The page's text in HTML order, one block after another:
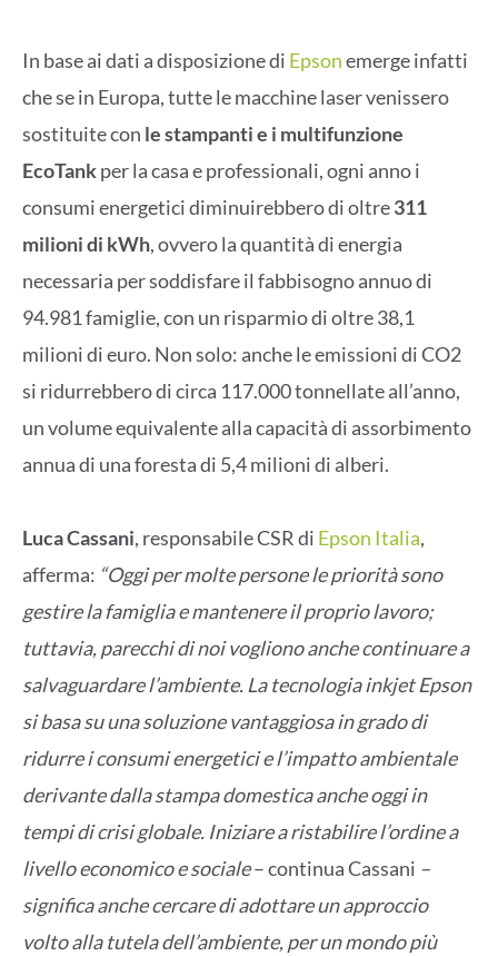
In base ai dati a disposizione di Epsonemerge infatti
che se in Europa, tutte le macchine laser venissero
sostituite con le stampanti e i multifunzione
EcoTankper la casa e professionali, ogni anno i
consumi energetici diminuirebbero di oltre311
milioni di kWh, ovvero la quantità di energia
necessaria per soddisfare il fabbisogno annuo di
94.981 famiglie, con un risparmio di oltre 38,1
milioni di euro. Non solo: anche le emissioni di CO2
si ridurrebbero di circa 117.000 tonnellate all’anno,
un volume equivalente alla capacità di assorbimento
annua di una foresta di 5,4 milioni di alberi.
Luca Cassani, responsabile CSR di Epson Italia,
afferma: “Oggi per molte persone le priorità sono
gestire la famiglia e mantenere il proprio lavoro;
tuttavia, parecchi di noi vogliono anche continuare a
salvaguardare l’ambiente. La tecnologia inkjet Epson
si basa su una soluzione vantaggiosa in grado di
ridurre i consumi energetici e l’impatto ambientale
derivante dalla stampa domestica anche oggi in
tempi di crisi globale. Iniziare a ristabilire l’ordine a
livello economico e sociale– continua Cassani –
significa anche cercare di adottare un approccio
volto alla tutela dell’ambiente, per un mondo più